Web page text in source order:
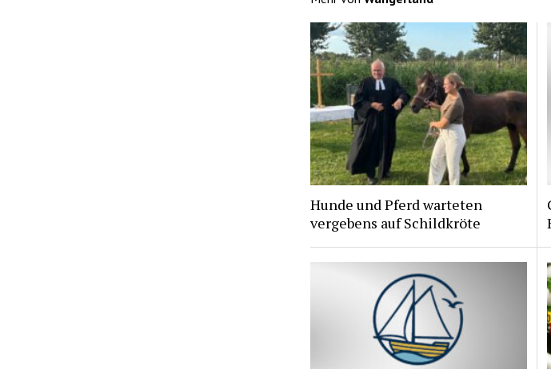
Hunde und Pferd warteten
vergebens auf Schildkröte